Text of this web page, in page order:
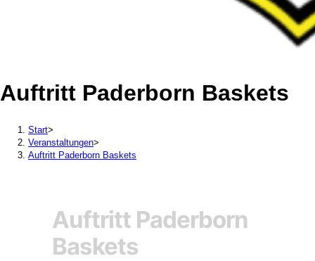
Auftritt Paderborn Baskets
Start>
Veranstaltungen>
Auftritt Paderborn Baskets
Auftritt Paderborn
Baskets